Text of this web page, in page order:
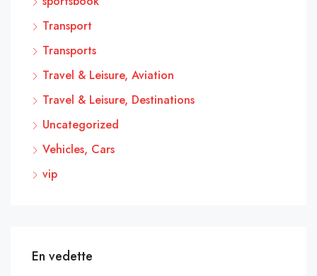
Transport
Transports
Travel & Leisure, Aviation
Travel & Leisure, Destinations
Uncategorized
Vehicles, Cars
vip
En vedette